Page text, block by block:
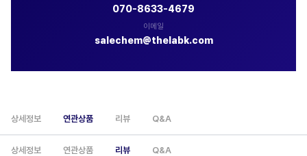
070-8633-4679
이메일
salechem@thelabk.com
상세정보 연관상품 리뷰 Q&A
상세정보 연관상품 리뷰 Q&A